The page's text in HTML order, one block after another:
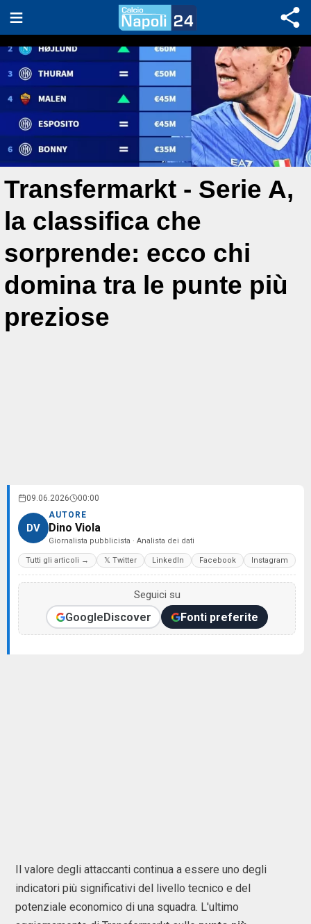
Transfermarkt - Serie A,
la classifica che
sorprende: ecco chi
domina tra le punte più
preziose
09.06.2026 00:00
DV
AUTORE
Dino Viola
Giornalista pubblicista · Analista dei dati
Tutti gli articoli → 𝕏 Twitter LinkedIn Facebook Instagram
Seguici su
GoogleDiscover Fonti preferite
Il valore degli attaccanti continua a essere uno degli
indicatori più significativi del livello tecnico e del
potenziale economico di una squadra. L'ultimo